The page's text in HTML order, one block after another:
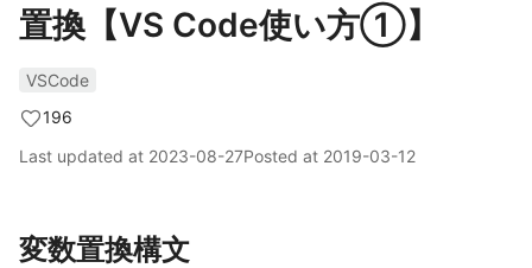
置換【VS Code使い方①】
VSCode
196
Last updated at 2023-08-27Posted at 2019-03-12
変数置換構文